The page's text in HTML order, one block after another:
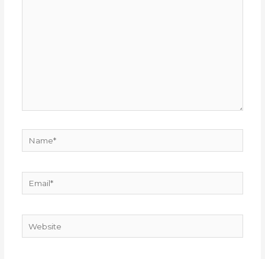
Website